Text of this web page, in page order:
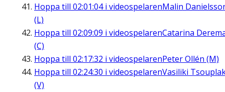
Hoppa till 02:01:04i videospelarenMalin
(L)
Hoppa till 02:09:09 i videospelarenCatarina
(C)
Hoppa till 02:17:32 i videospelarenPeter Ollén (M)
Hoppa till 02:24:30 i videospelarenVasiliki
(V)